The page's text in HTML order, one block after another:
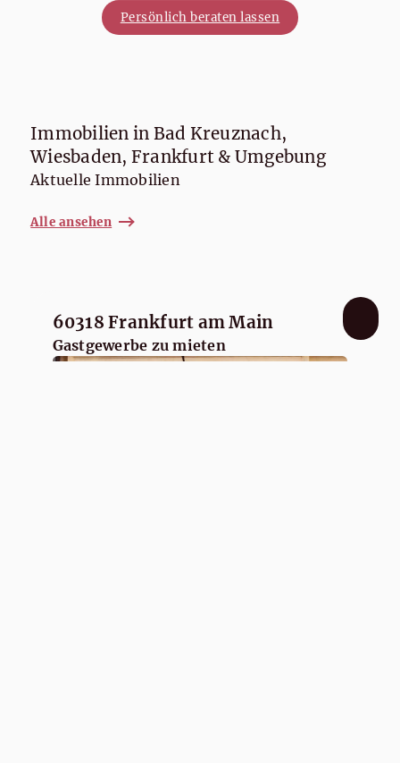
Persönlich beraten lassen
Immobilien in Bad Kreuznach,
Wiesbaden, Frankfurt & Umgebung
Aktuelle Immobilien
Alle ansehen
60318 Frankfurt am Main
Gastgewerbe zu mieten